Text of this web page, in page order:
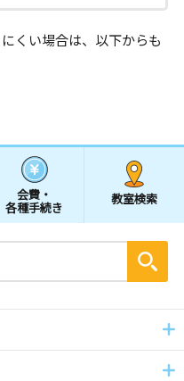
くい場合は、以下からも
会費・
各種手続き
教室検索